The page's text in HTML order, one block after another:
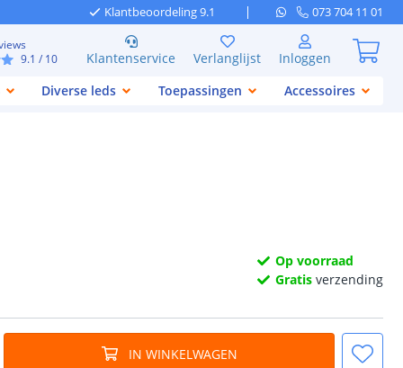
Klantbeoordeling 9.1 073 704 11 01
9.1 / 10 Klantenservice Verlanglijst
Inloggen
Diverse leds Toepassingen Accessoires
Op voorraad
Gratis verzending
IN WINKELWAGEN